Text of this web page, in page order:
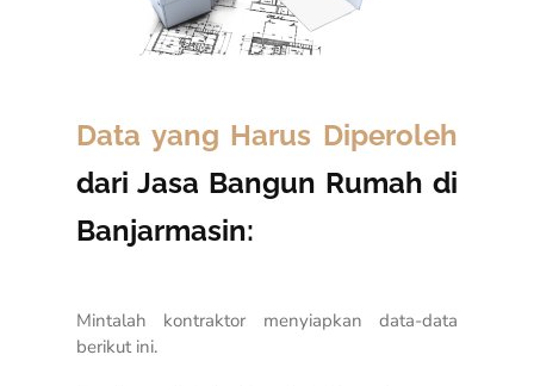
Data yang Harus Diperoleh
dari Jasa Bangun Rumah di
Banjarmasin:
Mintalah kontraktor menyiapkan data-data
berikut ini.